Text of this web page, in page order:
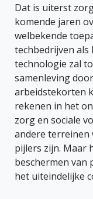
Dat is uiterst
komende jaren
welbekende
techbedrijven als
technologie zal
samenleving
arbeidstekorten
rekenen in het
zorg en sociale
andere terreinen
pijlers zijn. Maar
beschermen van
het uiteindelijke